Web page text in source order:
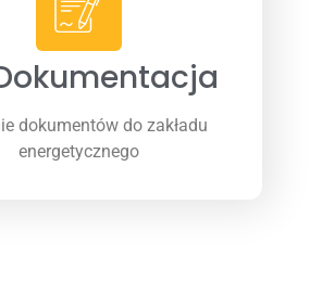
dokumentów do zakładu
energetycznego